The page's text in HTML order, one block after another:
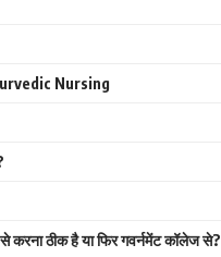
Nursing
ठीक है या फिर गवर्नमेंट कॉलेज से?